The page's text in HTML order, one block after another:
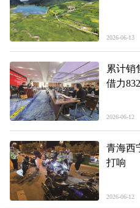
2026-06-13
累计销
借力
2026-06-12
青海西
打响
2026-06-12